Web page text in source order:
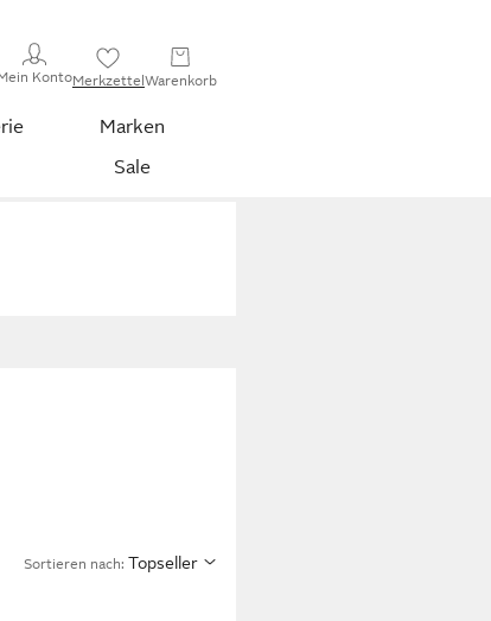
KontoMerkzettelWarenkorb
Marken
Sale
Sortieren nach: Topseller